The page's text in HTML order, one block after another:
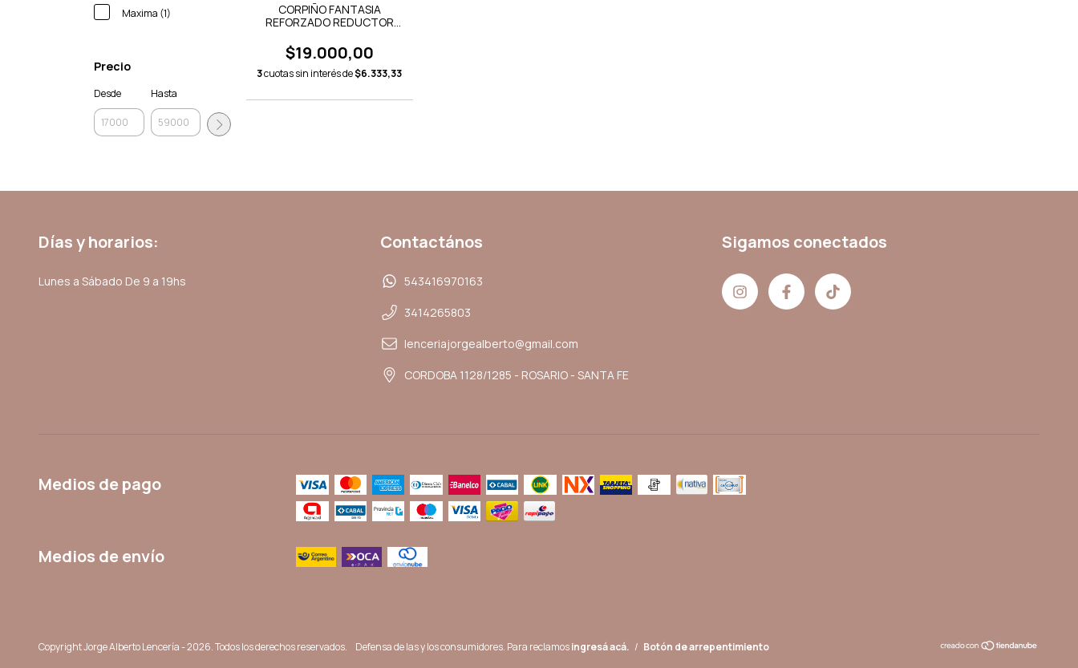
Maxima (1)
Precio
Desde Hasta
CORPIÑO FANTASIA
REFORZADO REDUCTOR
$19.000,00
3cuotas sin interés de$6.333,33
Días y horarios:
Lunes a Sábado De 9 a 19hs
Contactános
543416970163
3414265803
lenceriajorgealberto@gmail.com
CORDOBA 1128/1285 - ROSARIO - SANTA FE
Sigamos conectados
Medios de pago
Medios de envío
Copyright Jorge Alberto Lencería - 2026. Todos los derechos reservados. Defensa de las y los consumidores. Para reclamosingresá acá. / Botón de arrepentimiento